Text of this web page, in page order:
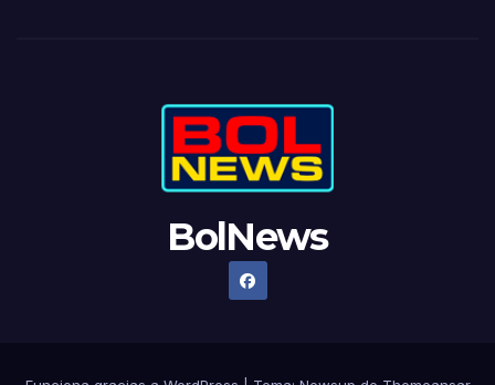
BolNews